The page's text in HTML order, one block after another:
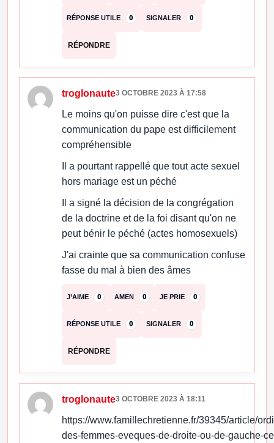
RÉPONSE UTILE 0 SIGNALER 0
RÉPONDRE
troglonaute3 OCTOBRE 2023 À 17:58
Le moins qu'on puisse dire c'est que la
communication du pape est difficilement
compréhensible
Il a pourtant rappellé que tout acte sexuel
hors mariage est un péché
Il a signé la décision de la congrégation
de la doctrine et de la foi disant qu'on ne
peut bénir le péché (actes homosexuels)
J'ai crainte que sa communication confuse
fasse du mal à bien des âmes
J’AIME 0 AMEN 0 JE PRIE 0
RÉPONSE UTILE 0 SIGNALER 0
RÉPONDRE
troglonaute3 OCTOBRE 2023 À 18:11
https://www.famillechretienne.fr/39345/article/
des-femmes-eveques-de-droite-ou-de-gauche-